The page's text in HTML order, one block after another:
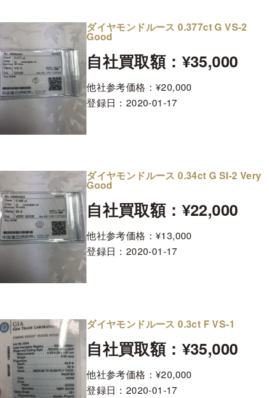
ダイヤモンドルース 0.377ct G VS-2
Good
自社買取額：¥35,000
他社参考価格：¥20,000
登録日： 2020-01-17
ダイヤモンドルース 0.34ct G SI-2 Very
Good
自社買取額：¥22,000
他社参考価格：¥13,000
登録日： 2020-01-17
ダイヤモンドルース 0.3ct F VS-1
自社買取額：¥35,000
他社参考価格：¥20,000
登録日： 2020-01-17